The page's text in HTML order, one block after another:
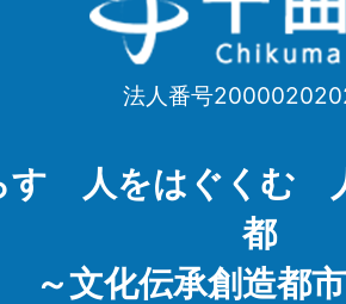
曲
Chikuma
法人番号
す 人をはぐくむ
都
～文化伝承創造都